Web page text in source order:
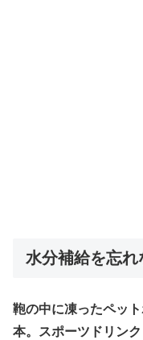
水分補給を忘れ
鞄の中に凍ったペッ
本。スポーツドリン